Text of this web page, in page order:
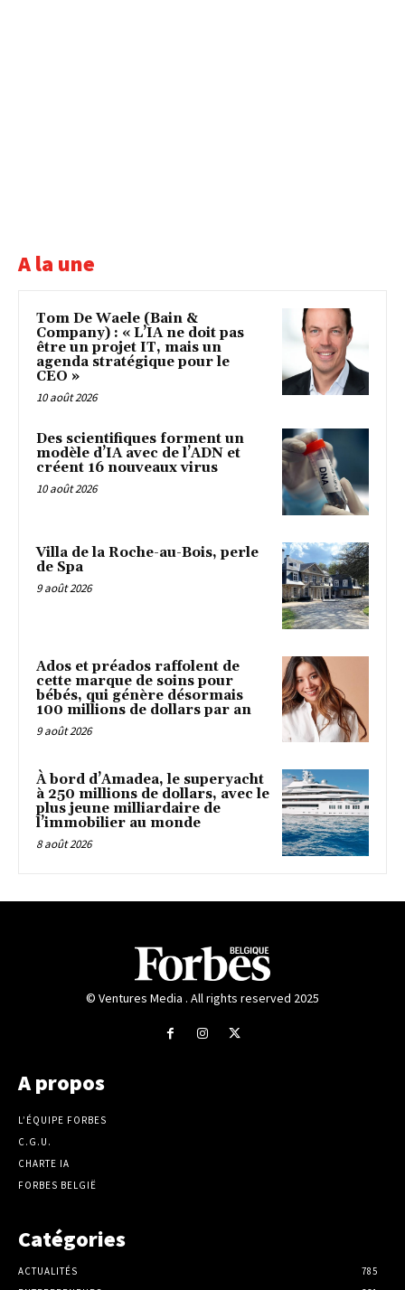
A la une
Tom De Waele (Bain &
Company) : « L’IA ne doit pas
être un projet IT, mais un
agenda stratégique pour le
CEO »
10 août 2026
Des scientifiques forment un
modèle d’IA avec de l’ADN et
créent 16 nouveaux virus
10 août 2026
Villa de la Roche-au-Bois, perle
de Spa
9 août 2026
Ados et préados raffolent de
cette marque de soins pour
bébés, qui génère désormais
100 millions de dollars par an
9 août 2026
À bord d’Amadea, le superyacht
à 250 millions de dollars, avec le
plus jeune milliardaire de
l’immobilier au monde
8 août 2026
© Ventures Media . All rights reserved 2025
A propos
L’ÉQUIPE FORBES
C.G.U.
CHARTE IA
FORBES BELGIË
Catégories
ACTUALITÉS
785